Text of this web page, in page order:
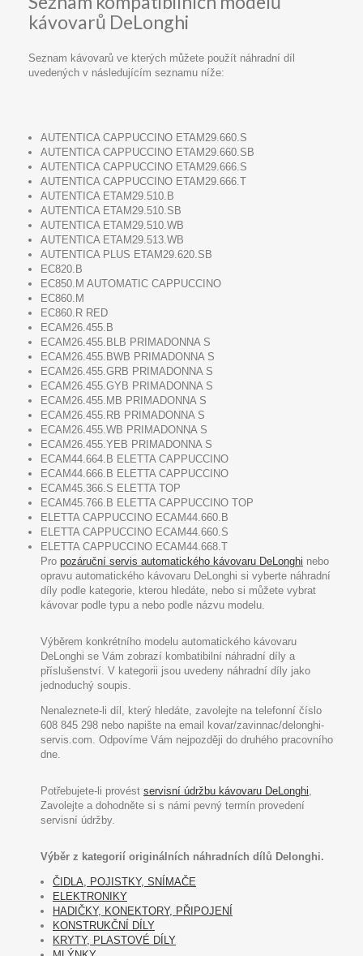
kávovarů DeLonghi
Seznam kávovarů ve kterých můžete použít náhradní díl
uvedených v následujícím seznamu níže:
AUTENTICA CAPPUCCINO ETAM29.660.S
AUTENTICA CAPPUCCINO ETAM29.660.SB
AUTENTICA CAPPUCCINO ETAM29.666.S
AUTENTICA CAPPUCCINO ETAM29.666.T
AUTENTICA ETAM29.510.B
AUTENTICA ETAM29.510.SB
AUTENTICA ETAM29.510.WB
AUTENTICA ETAM29.513.WB
AUTENTICA PLUS ETAM29.620.SB
EC820.B
EC850.M AUTOMATIC CAPPUCCINO
EC860.M
EC860.R RED
ECAM26.455.B
ECAM26.455.BLB PRIMADONNA S
ECAM26.455.BWB PRIMADONNA S
ECAM26.455.GRB PRIMADONNA S
ECAM26.455.GYB PRIMADONNA S
ECAM26.455.MB PRIMADONNA S
ECAM26.455.RB PRIMADONNA S
ECAM26.455.WB PRIMADONNA S
ECAM26.455.YEB PRIMADONNA S
ECAM44.664.B ELETTA CAPPUCCINO
ECAM44.666.B ELETTA CAPPUCCINO
ECAM45.366.S ELETTA TOP
ECAM45.766.B ELETTA CAPPUCCINO TOP
ELETTA CAPPUCCINO ECAM44.660.B
ELETTA CAPPUCCINO ECAM44.660.S
ELETTA CAPPUCCINO ECAM44.668.T
Pro pozáruční servis automatického kávovaru DeLonghi nebo
opravu automatického kávovaru DeLonghi si vyberte náhradní
díly podle kategorie, kterou hledáte, nebo si můžete vybrat
kávovar podle typu a nebo podle názvu modelu.
Výběrem konkrétního modelu automatického kávovaru
DeLonghi se Vám zobrazí kombatibilní náhradní díly a
příslušenství. V kategorii jsou uvedeny náhradní díly jako
jednoduchý soupis.
Nenaleznete-li díl, který hledáte, zavolejte na telefonní číslo
608 845 298 nebo napište na email kovar/zavinnac/delonghi-
servis.com. Odpovíme Vám nejpozději do druhého pracovního
dne.
Potřebujete-li provést servisní údržbu kávovaru DeLonghi,
Zavolejte a dohodněte si s námi pevný termín provedení
servisní údržby.
Výběr z kategorií originálních náhradních dílů Delonghi.
ČIDLA, POJISTKY, SNÍMAČE
ELEKTRONIKY
HADIČKY, KONEKTORY, PŘIPOJENÍ
KONSTRUKČNÍ DÍLY
KRYTY, PLASTOVÉ DÍLY